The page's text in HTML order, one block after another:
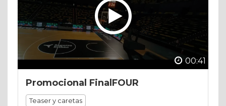
00:41
Promocional FinalFOUR
Teaser y caretas